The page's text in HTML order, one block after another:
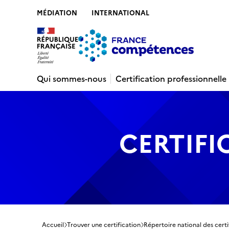
MÉDIATION INTERNATIONAL
Qui sommes-nous
Certification professionnelle
Accueil Trouver une certification Répertoire national des